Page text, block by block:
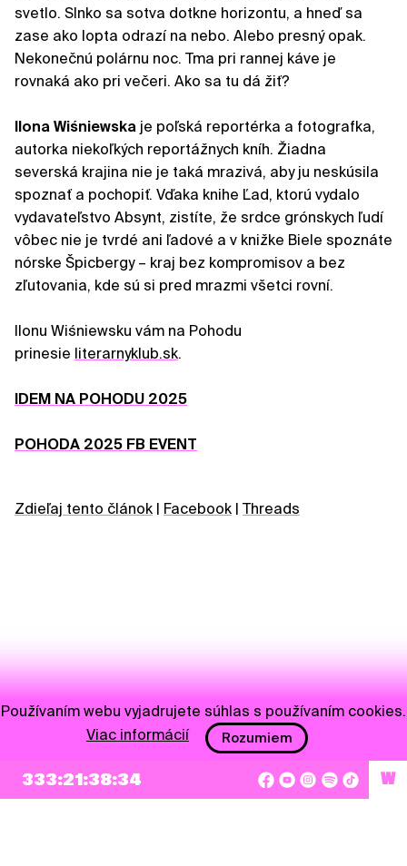
svetlo. Slnko sa sotva dotkne horizontu, a hneď sa
zase ako lopta odrazí na nebo. Alebo presný opak.
Nekonečnú polárnu noc. Tma pri rannej káve je
rovnaká ako pri večeri. Ako sa tu dá žiť?
Ilona Wiśniewska je poľská reportérka a fotografka,
autorka niekoľkých reportážnych kníh. Žiadna
severská krajina nie je taká mrazivá, aby ju neskúsila
spoznať a pochopiť. Vďaka knihe Ľad, ktorú vydalo
vydavateľstvo Absynt, zistíte, že srdce grónskych ľudí
vôbec nie je tvrdé ani ľadové a v knižke Biele spoznáte
nórske Špicbergy – kraj bez kompromisov a bez
zľutovania, kde sú si pred mrazmi všetci rovní.
Ilonu Wiśniewsku vám na Pohodu
prinesie literarnyklub.sk.
IDEM NA POHODU 2025
POHODA 2025 FB EVENT
Zdieľaj tento článok | Facebook | Threads
NEWSLETTER
333:21:38:34 W
Používaním webu vyjadrujete súhlas s používaním cookies.
Viac informácií
Rozumiem